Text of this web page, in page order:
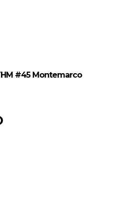
#45 Montemarco